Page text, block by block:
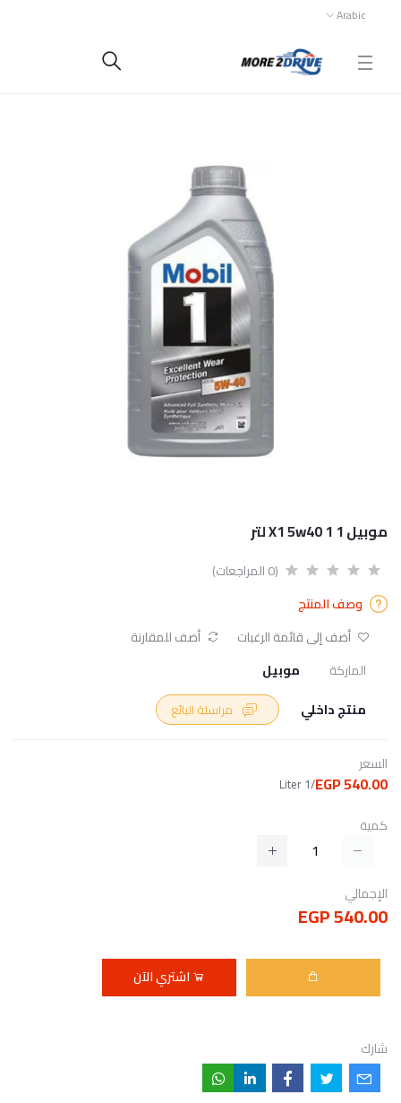
Arabic
موبيل 1 X1 5w40 1 لتر
(0 المراجعات)
وصف المنتج
أضف إلى قائمة الرغبات
أضف للمقارنة
الماركة
موبيل
منتج داخلي
السعر
540.00 EGP
/1 Liter
كمية
الإجمالي
540.00 EGP
اشتري الآن
شارك